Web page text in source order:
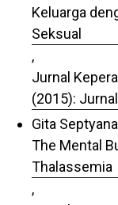
Keluarga
Seksual
,
Jurnal
(2015):
Gita
The Mental
Thalassemia
,